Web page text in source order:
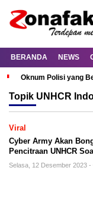
BERANDA NEWS
Oknum Polisi yang
Topik UNHCR
Viral
Cyber Army Akan
Pencitraan UNHCR
Selasa, 12 Desember 2023 -